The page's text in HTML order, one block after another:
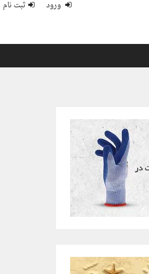
ورود ثبت نام